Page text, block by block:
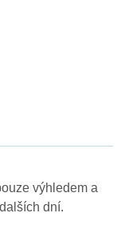
výhledem a
dní.